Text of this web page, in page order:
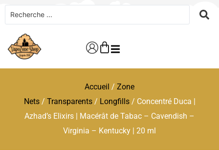
Accueil / Zone
Nets/ Transparents/ Longfills/ Concentré Duca |
Azhad’s Elixirs | Macérât de Tabac – Cavendish –
Virginia – Kentucky | 20 ml